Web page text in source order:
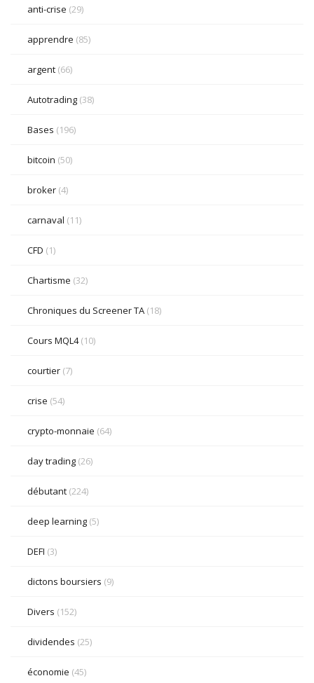
anti-crise (29)
apprendre (85)
argent (66)
Autotrading (38)
Bases (196)
bitcoin (50)
broker (4)
carnaval (11)
CFD (1)
Chartisme (32)
Chroniques du Screener TA (18)
Cours MQL4(10)
courtier (7)
crise (54)
crypto-monnaie (64)
day trading (26)
débutant (224)
deep learning (5)
DEFI (3)
dictons boursiers (9)
Divers (152)
dividendes (25)
économie (45)